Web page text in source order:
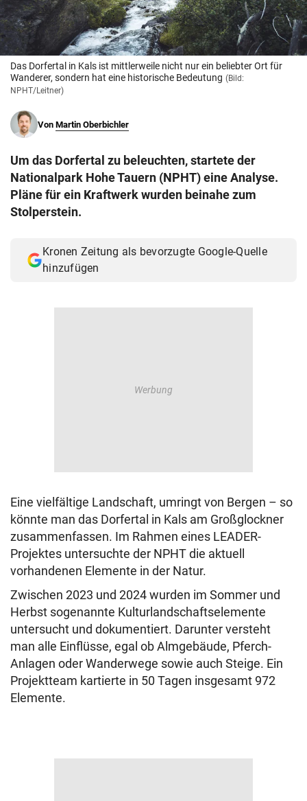
© Krone Multimedia GmbH & Co KG 2026
Muthgasse 2, 1190 Wien
Das Dorfertal in Kals ist mittlerweile nicht nur ein beliebter Ort für
Wanderer, sondern hat eine historische Bedeutung (Bild:
NPHT/Leitner)
Von Martin Oberbichler
Um das Dorfertal zu beleuchten, startete der
Nationalpark Hohe Tauern (NPHT) eine Analyse.
Pläne für ein Kraftwerk wurden beinahe zum
Stolperstein.
Kronen Zeitung als bevorzugte Google-Quelle
hinzufügen
Eine vielfältige Landschaft, umringt von Bergen – so
könnte man das Dorfertal in Kals am Großglockner
zusammenfassen. Im Rahmen eines LEADER-
Projektes untersuchte der NPHT die aktuell
vorhandenen Elemente in der Natur.
Zwischen 2023 und 2024 wurden im Sommer und
Herbst sogenannte Kulturlandschaftselemente
untersucht und dokumentiert. Darunter versteht
man alle Einflüsse, egal ob Almgebäude, Pferch-
Anlagen oder Wanderwege sowie auch Steige. Ein
Projektteam kartierte in 50 Tagen insgesamt 972
Elemente.